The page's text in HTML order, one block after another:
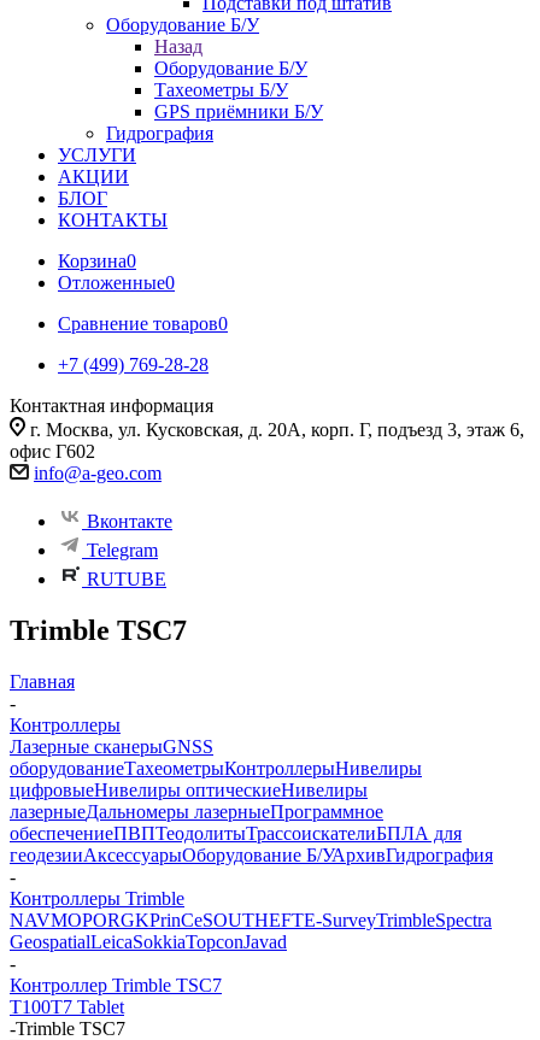
Оборудование Б/У
Назад
Оборудование Б/У
Тахеометры Б/У
GPS приёмники Б/У
Гидрография
УСЛУГИ
АКЦИИ
БЛОГ
КОНТАКТЫ
Корзина0
Отложенные0
Сравнение товаров0
+7 (499) 769-28-28
Контактная информация
г. Москва, ул. Кусковская, д. 20А, корп. Г, подъезд 3, этаж 6,
офис Г602
info@a-geo.com
Вконтакте
Telegram
RUTUBE
Trimble TSC7
Главная
-
Контроллеры
Лазерные сканерыGNSS
оборудованиеТахеометрыКонтроллерыНивелиры
цифровыеНивелиры оптическиеНивелиры
лазерныеДальномеры лазерныеПрограммное
обеспечениеПВПТеодолитыТрассоискателиБПЛА для
геодезииАксессуарыОборудование Б/УАрхивГидрография
-
Контроллеры Trimble
NAVMOPORGKPrinCeSOUTHEFTE-SurveyTrimbleSpectra
GeospatialLeicaSokkiaTopconJavad
-
Контроллер Trimble TSC7
T100T7 Tablet
-Trimble TSC7